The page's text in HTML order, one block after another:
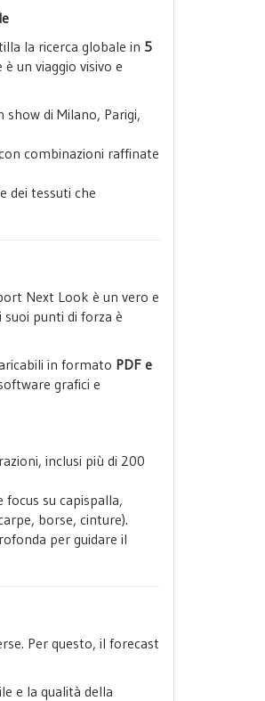
la ricerca globale in 5
è un viaggio visivo e
show di Milano, Parigi,
combinazioni raffinate
dei tessuti che
Next Look è un vero e
suoi punti di forza è
in formato PDF e
grafici e
inclusi più di 200
su capispalla,
borse, cinture).
per guidare il
Per questo, il forecast
e la qualità della